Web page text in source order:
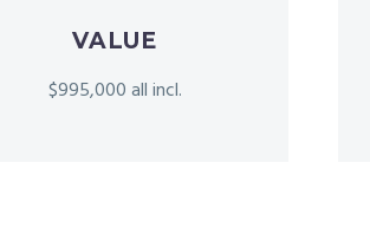
VALUE
$995,000 all incl.